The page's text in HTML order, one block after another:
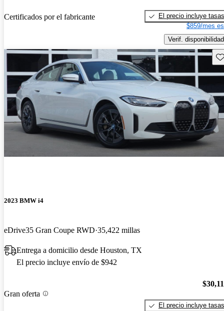
Certificados por el fabricante
El precio incluye tasas
$859/mes
Verif. disponibilidad
2023 BMW i4
eDrive35 Gran Coupe RWD 35,422 millas
Entrega a domicilio desde Houston, TX
El precio incluye envío de $942
Gran oferta
El precio incluye tasas